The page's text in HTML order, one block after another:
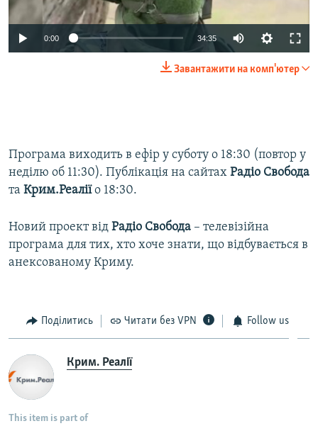
0:00 34:35
Завантажити на комп'ютер
Програма виходить в ефір у суботу о 18:30 (повтор у
неділю об 11:30). Публікація на сайтах Радіо Свобода
та Крим.Реаліїо 18:30.
Новий проект від Радiо Свобода – телевізійна
програма для тих, хто хоче знати, що відбувається в
анексованому Криму.
Поділитись Читати без VPN Follow us
Крим. Реалії
This item is part of